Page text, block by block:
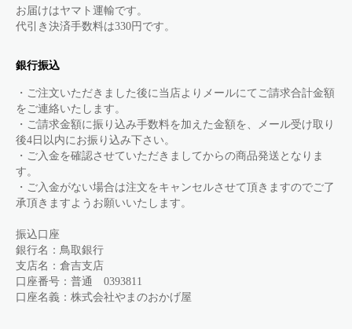
お届けはヤマト運輸です。
代引き決済手数料は330円です。
銀行振込
・ご注文いただきました後に当店よりメールにてご請求合計金額
をご連絡いたします。
・ご請求金額に振り込み手数料を加えた金額を、メール受け取り
後4日以内にお振り込み下さい。
・ご入金を確認させていただきましてからの商品発送となりま
す。
・ご入金がない場合は注文をキャンセルさせて頂きますのでご了
承頂きますようお願いいたします。
振込口座
銀行名：鳥取銀行
支店名：倉吉支店
口座番号：普通 0393811
口座名義：株式会社やまのおかげ屋